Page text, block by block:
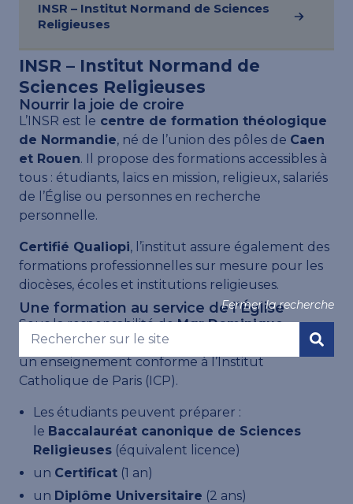
Fermer la recherche
INSR – Institut Normand de Sciences
Religieuses
INSR – Institut Normand de
Sciences Religieuses
Nourrir la joie de croire
L’INSR est le centre de formation théologique
de Normandie, né de l’union des pôles de Caen
et Rouen. Il propose des formations accessibles à
tous : étudiants, laïcs en mission, religieux, salariés
de l’Église ou personnes en recherche
personnelle.
Certifié Qualiopi, l’institut assure également des
formations professionnelles sur mesure pour les
diocèses, écoles et institutions religieuses.
Une formation au service de l’Église
Sous la responsabilité deMgr Dominique
Lebrun, archevêque de Rouen, l’INSR dispense
un enseignement conforme à l’Institut
Catholique de Paris (ICP).
Les étudiants peuvent préparer :
le Baccalauréat canonique de Sciences
Religieuses (équivalent licence)
un Certificat (1 an)
un Diplôme Universitaire (2 ans)